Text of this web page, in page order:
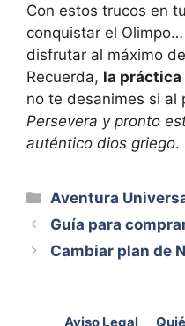
Con estos trucos en
conquistar el
disfrutar al máximo
Recuerda, la práctica
no te desanimes si al
Persevera y pronto
auténtico dios griego.
Categorías
Aventura
Guía para
Cambiar plan de
Aviso Legal